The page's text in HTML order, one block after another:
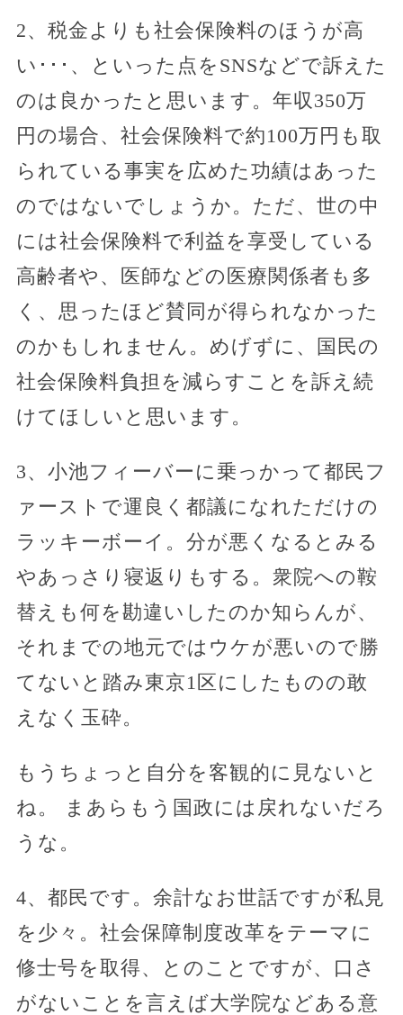
2、税金よりも社会保険料のほうが高
い･･･、といった点をSNSなどで訴えた
のは良かったと思います。年収350万
円の場合、社会保険料で約100万円も取
られている事実を広めた功績はあった
のではないでしょうか。ただ、世の中
には社会保険料で利益を享受している
高齢者や、医師などの医療関係者も多
く、思ったほど賛同が得られなかった
のかもしれません。めげずに、国民の
社会保険料負担を減らすことを訴え続
けてほしいと思います。
3、小池フィーバーに乗っかって都民フ
ァーストで運良く都議になれただけの
ラッキーボーイ。分が悪くなるとみる
やあっさり寝返りもする。衆院への鞍
替えも何を勘違いしたのか知らんが、
それまでの地元ではウケが悪いので勝
てないと踏み東京1区にしたものの敢
えなく玉砕。
もうちょっと自分を客観的に見ないと
ね。 まあらもう国政には戻れないだろ
うな。
4、都民です。余計なお世話ですが私見
を少々。社会保障制度改革をテーマに
修士号を取得、とのことですが、口さ
がないことを言えば大学院などある意